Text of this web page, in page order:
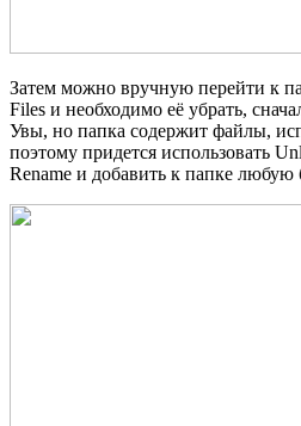
Затем можно вручную перейти к
Files и необходимо её убрать,
Увы, но папка содержит файлы,
поэтому придется использовать
Rename и добавить к папке любую